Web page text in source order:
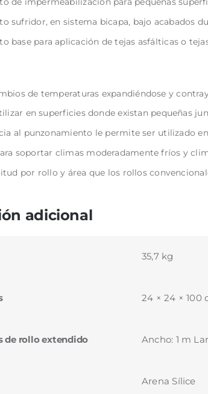
sufridor, en sistema bicapa, bajo acabados
base para aplicación de tejas asfálticas o
de temperaturas expandiéndose y
en superficies donde existan pequeñas
al punzonamiento le permite ser utilizado
soportar climas moderadamente fríos y
por rollo y área que los rollos
adicional
35,7 kg
24 × 24 × 100
de rollo extendido Ancho: 1 m
Arena Sílice